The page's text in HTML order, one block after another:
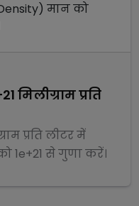
मान को
मिलीग्राम प्रति
प्रति लीटरमें
1e+21 सेगुणाकरें।